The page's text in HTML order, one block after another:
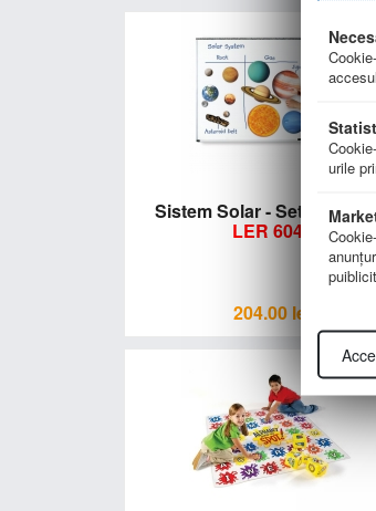
Sistem Solar - Set
LER 6040
204.00 lei
urile